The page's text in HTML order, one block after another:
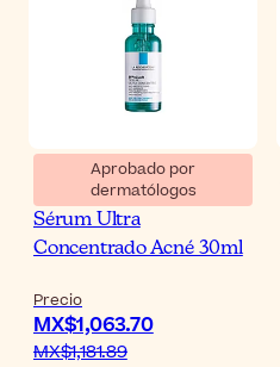
Aprobado por
dermatólogos
La Roche-Posay Effaclar
Sérum Ultra
Concentrado Acné 30ml
Precio
MX$1,063.70
MX$1,181.89